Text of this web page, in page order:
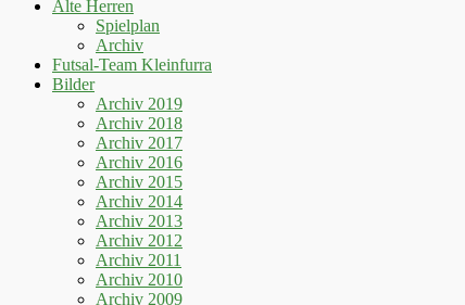
Alte Herren
Spielplan
Archiv
Futsal-Team Kleinfurra
Bilder
Archiv 2019
Archiv 2018
Archiv 2017
Archiv 2016
Archiv 2015
Archiv 2014
Archiv 2013
Archiv 2012
Archiv 2011
Archiv 2010
Archiv 2009